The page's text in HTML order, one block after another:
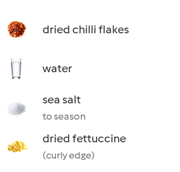
dried chilli flakes
water
sea salt
to season
dried fettuccine
(curly edge)